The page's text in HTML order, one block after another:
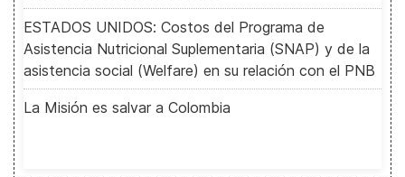
ESTADOS UNIDOS: Costos del Programa de
Asistencia Nutricional Suplementaria (SNAP) y de la
asistencia social (Welfare) en su relación con el PNB
La Misión es salvar a Colombia